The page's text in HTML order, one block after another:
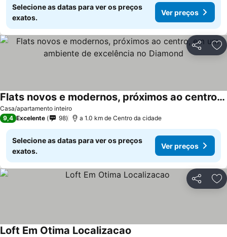
Selecione as datas para ver os preços
exatos.
Ver preços
Partilhar
Casa/apartamento inteiro
Flats novos e modernos, próximos ao centro, em um ambiente de excelência no Diamond
9,4 Excelente 98 a 1.0 km de Centro da cidade
Selecione as datas para ver os preços
exatos.
Ver preços
Partilhar
Loft Em Otima Localizacao